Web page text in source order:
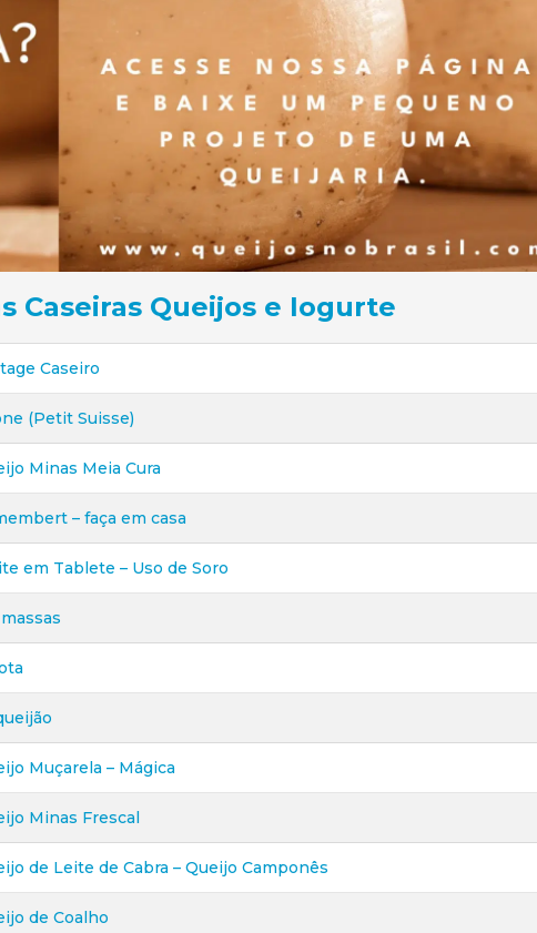
Caseiras Queijos e Iogurte
Caseiro
(Petit Suisse)
Minas Meia Cura
– faça em casa
em Tablete – Uso de Soro
Muçarela – Mágica
Minas Frescal
de Leite de Cabra – Queijo Camponês
de Coalho